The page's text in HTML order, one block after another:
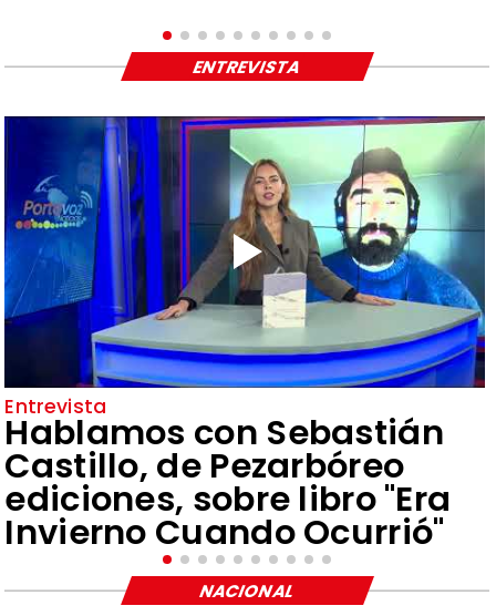
Entrevista
Hablamos con Sebastián
Castillo, de Pezarbóreo
ediciones, sobre libro "Era
Invierno Cuando Ocurrió"
ENTREVISTA
NACIONAL